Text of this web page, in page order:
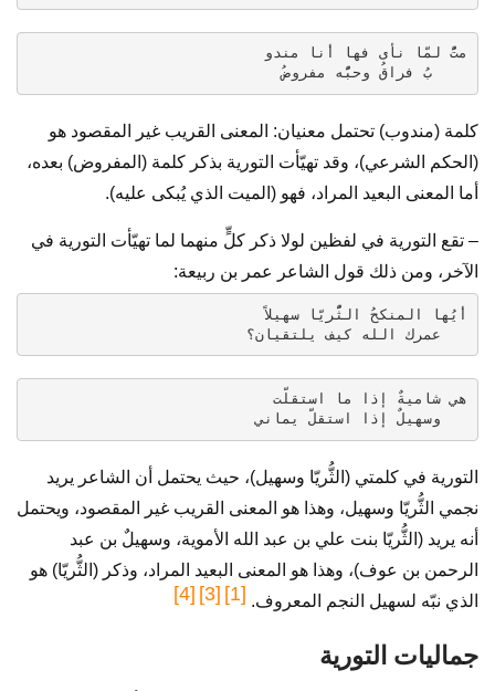
متُّ لمّا نأى فها أنا مندو
    بُ فراقُ وحبُّه مفروضُ
كلمة (مندوب) تحتمل معنيان: المعنى القريب غير المقصود هو
(الحكم الشرعي)، وقد تهيّأت التورية بذكر كلمة (المفروض) بعده،
أما المعنى البعيد المراد، فهو (الميت الذي يُبكى عليه).
– تقع التورية في لفظين لولا ذكر كلٍّ منهما لما تهيّأت التورية في
الآخر، ومن ذلك قول الشاعر عمر بن ربيعة:
أيُها المنكحُ الثُّريّا سهيلاً
هي شاميةٌ إذا ما استقلّت
التورية في كلمتي (الثُّريّا وسهيل)، حيث يحتمل أن الشاعر يريد
نجمي الثُّريّا وسهيل، وهذا هو المعنى القريب غير المقصود، ويحتمل
أنه يريد (الثُّريّا بنت علي بن عبد الله الأموية، وسهيلٌ بن عبد
الرحمن بن عوف)، وهذا هو المعنى البعيد المراد، وذكر (الثُّريّا) هو
الذي نبّه لسهيل النجم المعروف. [1]
[3]
[4]
جماليات التورية